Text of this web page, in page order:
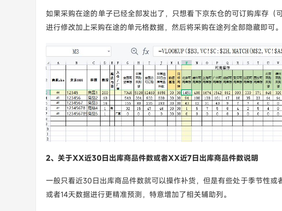
如果采购在途的单子已经全部发出了，只想看下京东仓的可订购库存（
进行修改加上采购在途的单元格数据，然后将采购在途列全部隐藏即可。
2、关于XX近30日出库商品件数或者XX近7日出库商品件数说明
一般只看近30日出库商品件数就可以操作补货，但是有些处于季节性或
或者14天数据进行更精准预测，特意增加了相关辅助列。